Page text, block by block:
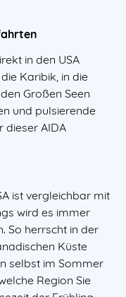
in den USA
Karibik, in die
Großen Seen
und pulsierende
dieser AIDA
ist vergleichbar mit
wird es immer
So herrscht in der
Küste
selbst im Sommer
Region Sie